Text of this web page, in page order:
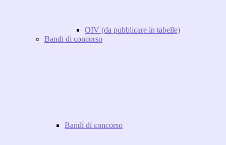
OIV (da pubblicare in tabelle)
Bandi di concorso
Bandi di concorso